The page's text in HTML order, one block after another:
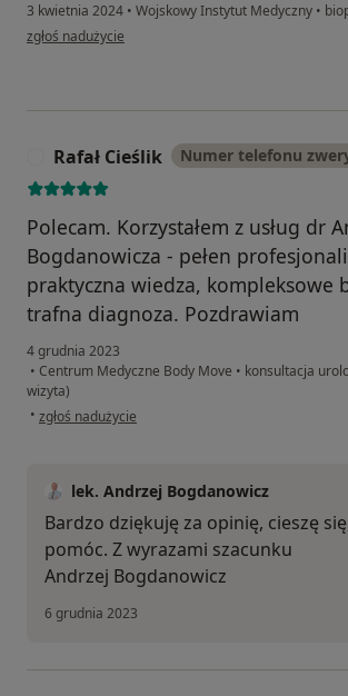
3 kwietnia 2024 • Wojskowy Instytut Medyczny •
w opinii użytkownika Zbigniew Komorniczak
zgłoś nadużycie
Rafał Cieślik Numer telefonu
Polecam. Korzystałem z usług dr
Bogdanowicza - pełen
praktyczna wiedza, kompleksowe
trafna diagnoza. Pozdrawiam
4 grudnia 2023
• Centrum Medyczne Body Move • konsultacja
wizyta)
• w opinii użytkownika Rafał Cieślik
zgłoś nadużycie
lek. Andrzej Bogdanowicz
Bardzo dziękuję za opinię, cieszę
pomóc. Z wyrazami szacunku
Andrzej Bogdanowicz
6 grudnia 2023